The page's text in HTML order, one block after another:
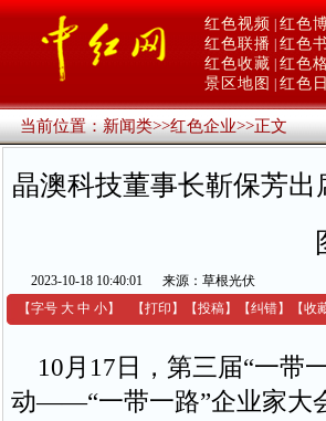
红色视频 红色
红色联播 红色
红色收藏 红色
景区地图
红色
当前位置：新闻类>>红色企业>>正文
晶澳科技董事长靳保芳
2023-10-18 10:40:01 来源：草根光伏
【字号 大 中 小】 【打印 】 【投稿】 【纠错】 【收
10月17日，第三届“一带
动——“一带一路”企业家大